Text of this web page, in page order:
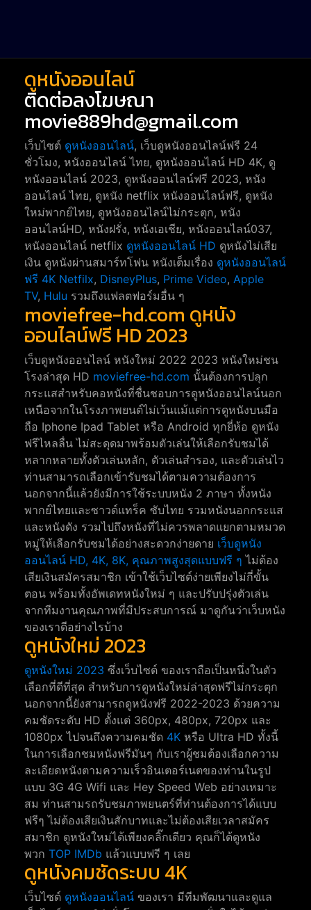
ดูหนังออนไลน์
ติดต่อลงโฆษณา
movie889hd@gmail.com
เว็บไซต์ ดูหนังออนไลน์, เว็บดูหนังออนไลน์ฟรี 24
ชั่วโมง, หนังออนไลน์ ไทย, ดูหนังออนไลน์ HD 4K, ดู
หนังออนไลน์ 2023, ดูหนังออนไลน์ฟรี 2023, หนัง
ออนไลน์ ไทย, ดูหนัง netflix หนังออนไลน์ฟรี, ดูหนัง
ใหม่พากย์ไทย, ดูหนังออนไลน์ไม่กระตุก, หนัง
ออนไลน์HD, หนังฝรั่ง, หนังเอเชีย, หนังออนไลน์037,
หนังออนไลน์ netflix ดูหนังออนไลน์ HD ดูหนังไม่เสีย
เงิน ดูหนังผ่านสมาร์ทโฟน หนังเต็มเรื่อง ดูหนังออนไลน์
ฟรี 4K Netfilx, DisneyPlus, Prime Video, Apple
TV, Hulu รวมถึงแฟลตฟอร์มอื่น ๆ
moviefree-hd.com ดูหนัง
ออนไลน์ฟรี HD 2023
เว็บดูหนังออนไลน์ หนังใหม่ 2022 2023 หนังใหม่ชน
โรงล่าสุด HD moviefree-hd.com นั้นต้องการปลุก
กระแสสำหรับคอหนังที่ชื่นชอบการดูหนังออนไลน์นอก
เหนือจากในโรงภาพยนต์ไม่เว้นแม้แต่การดูหนังบนมือ
ถือ Iphone Ipad Tablet หรือ Android ทุกยี่ห้อ ดูหนัง
ฟรีไหลลื่น ไม่สะดุดมาพร้อมตัวเล่นให้เลือกรับชมได้
หลากหลายทั้งตัวเล่นหลัก, ตัวเล่นสำรอง, และตัวเล่นไว
ท่านสามารถเลือกเข้ารับชมได้ตามความต้องการ
นอกจากนี้แล้วยังมีการใช้ระบบหนัง 2 ภาษา ทั้งหนัง
พากย์ไทยและซาวด์แทร็ค ซับไทย รวมหนังนอกกระแส
และหนังดัง รวมไปถึงหนังที่ไม่ควรพลาดแยกตามหมวด
หมู่ให้เลือกรับชมได้อย่างสะดวกง่ายดาย เว็บดูหนัง
ออนไลน์ HD, 4K, 8K, คุณภาพสูงสุดแบบฟรี ๆ ไม่ต้อง
เสียเงินสมัครสมาชิก เข้าใช้เว็บไซต์ง่ายเพียงไม่กี่ขั้น
ตอน พร้อมทั้งอัพเดทหนังใหม่ ๆ และปรับปรุ่งตัวเล่น
จากทีมงานคุณภาพที่มีประสบการณ์ มาดูกันว่าเว็บหนัง
ของเราดีอย่างไรบ้าง
ดูหนังใหม่ 2023
ดูหนังใหม่ 2023 ซึ่งเว็บไซต์ ของเราถือเป็นหนึ่งในตัว
เลือกที่ดีที่สุด สำหรับการดูหนังใหม่ล่าสุดฟรีไม่กระตุก
นอกจากนี้ยังสามารถดูหนังฟรี 2022-2023 ด้วยความ
คมชัดระดับ HD ตั้งแต่ 360px, 480px, 720px และ
1080px ไปจนถึงความคมชัด 4K หรือ Ultra HD ทั้งนี้
ในการเลือกชมหนังฟรีมันๆ กับเราผู้ชมต้องเลือกความ
ละเอียดหนังตามความเร็วอินเตอร์เนตของท่านในรูป
แบบ 3G 4G Wifi และ Hey Speed Web อย่างเหมาะ
สม ท่านสามรถรับชมภาพยนตร์ที่ท่านต้องการได้แบบ
ฟรีๆ ไม่ต้องเสียเงินสักบาทและไม่ต้องเสียเวลาสมัคร
สมาชิก ดูหนังใหม่ได้เพียงคลิ๊กเดียว คุณก็ได้ดูหนัง
พวก TOP IMDb แล้วแบบฟรี ๆ เลย
ดูหนังคมชัดระบบ 4K
เว็บไซต์ ดูหนังออนไลน์ ของเรา มีทีมพัฒนาและดูแล